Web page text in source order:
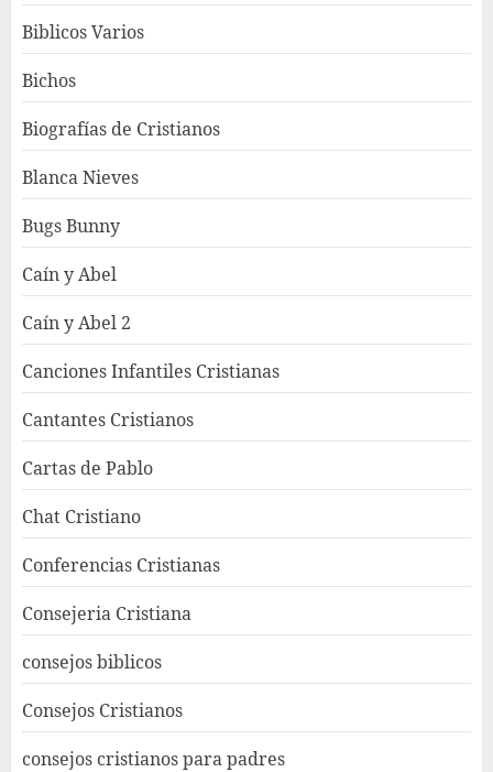
Biblicos Varios
Bichos
Biografías de Cristianos
Blanca Nieves
Bugs Bunny
Caín y Abel
Caín y Abel 2
Canciones Infantiles Cristianas
Cantantes Cristianos
Cartas de Pablo
Chat Cristiano
Conferencias Cristianas
Consejeria Cristiana
consejos biblicos
Consejos Cristianos
consejos cristianos para padres